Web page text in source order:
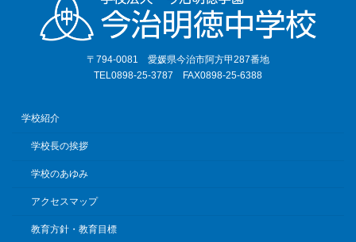
〒794-0081 愛媛県今治市阿方甲287番地
TEL0898-25-3787 FAX0898-25-6388
学校紹介
学校長の挨拶
学校のあゆみ
アクセスマップ
教育方針・教育目標